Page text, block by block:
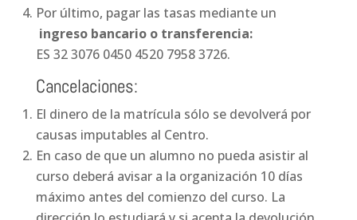
Por último, pagar las tasas mediante un
ingreso bancario o transferencia:
ES 32 3076 0450 4520 7958 3726.
Cancelaciones:
El dinero de la matrícula sólo se devolverá por
causas imputables al Centro.
En caso de que un alumno no pueda asistir al
curso deberá avisar a la organización 10 días
máximo antes del comienzo del curso. La